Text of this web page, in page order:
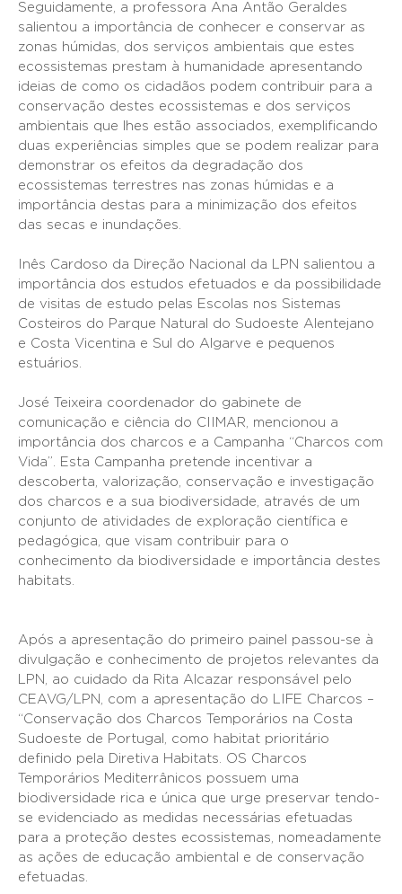
Seguidamente, a professora Ana Antão Geraldes
salientou a importância de conhecer e conservar as
zonas húmidas, dos serviços ambientais que estes
ecossistemas prestam à humanidade apresentando
ideias de como os cidadãos podem contribuir para a
conservação destes ecossistemas e dos serviços
ambientais que lhes estão associados, exemplificando
duas experiências simples que se podem realizar para
demonstrar os efeitos da degradação dos
ecossistemas terrestres nas zonas húmidas e a
importância destas para a minimização dos efeitos
das secas e inundações.
Inês Cardoso da Direção Nacional da LPN salientou a
importância dos estudos efetuados e da possibilidade
de visitas de estudo pelas Escolas nos Sistemas
Costeiros do Parque Natural do Sudoeste Alentejano
e Costa Vicentina e Sul do Algarve e pequenos
estuários.
José Teixeira coordenador do gabinete de
comunicação e ciência do CIIMAR, mencionou a
importância dos charcos e a Campanha “Charcos com
Vida”. Esta Campanha pretende incentivar a
descoberta, valorização, conservação e investigação
dos charcos e a sua biodiversidade, através de um
conjunto de atividades de exploração científica e
pedagógica, que visam contribuir para o
conhecimento da biodiversidade e importância destes
habitats.
Após a apresentação do primeiro painel passou-se à
divulgação e conhecimento de projetos relevantes da
LPN, ao cuidado da Rita Alcazar responsável pelo
CEAVG/LPN, com a apresentação do LIFE Charcos –
“Conservação dos Charcos Temporários na Costa
Sudoeste de Portugal, como habitat prioritário
definido pela Diretiva Habitats. OS Charcos
Temporários Mediterrânicos possuem uma
biodiversidade rica e única que urge preservar tendo-
se evidenciado as medidas necessárias efetuadas
para a proteção destes ecossistemas, nomeadamente
as ações de educação ambiental e de conservação
efetuadas.